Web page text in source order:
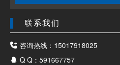
联系我们
咨询热线：15017918025
Q Q：591667757